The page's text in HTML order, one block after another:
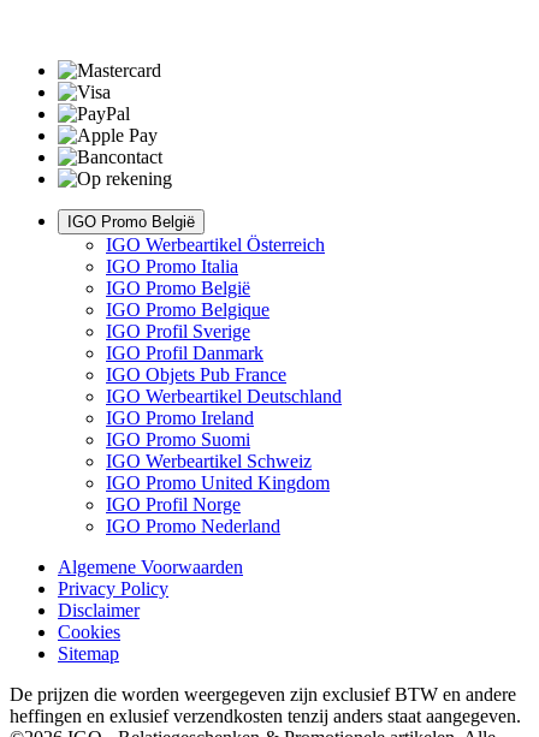
IGO Promo België
IGO Werbeartikel Österreich
IGO Promo Italia
IGO Promo België
IGO Promo Belgique
IGO Profil Sverige
IGO Profil Danmark
IGO Objets Pub France
IGO Werbeartikel Deutschland
IGO Promo Ireland
IGO Promo Suomi
IGO Werbeartikel Schweiz
IGO Promo United Kingdom
IGO Profil Norge
IGO Promo Nederland
Algemene Voorwaarden
Privacy Policy
Disclaimer
Cookies
Sitemap
De prijzen die worden weergegeven zijn exclusief BTW en andere
heffingen en exlusief verzendkosten tenzij anders staat aangegeven.